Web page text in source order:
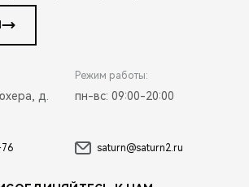
д.
Режим работы:
пн-вс: 09:00-20:00
saturn@saturn2.ru